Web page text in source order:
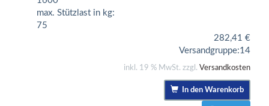
max. Stützlast in kg:
75
282,41 €
Versandgruppe:14
inkl. 19 % MwSt. zzgl. Versandkosten
In den Warenkorb